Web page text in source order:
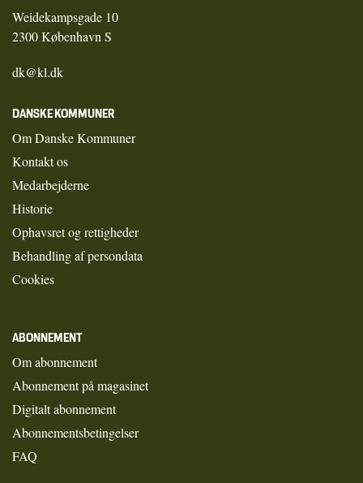
Weidekampsgade 10
2300 København S
dk@kl.dk
DANSKE KOMMUNER
Om Danske Kommuner
Kontakt os
Medarbejderne
Historie
Ophavsret og rettigheder
Behandling af persondata
Cookies
ABONNEMENT
Om abonnement
Abonnement på magasinet
Digitalt abonnement
Abonnementsbetingelser
FAQ